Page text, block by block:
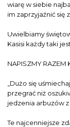
wiarę w siebie
im zaprzyjaźnić się
Uwielbiamy
Kasisi każdy taki
NAPISZMY RAZEM
„Dużo się
przegrać niż
jedzenia arbuzów
Te najcenniejsze